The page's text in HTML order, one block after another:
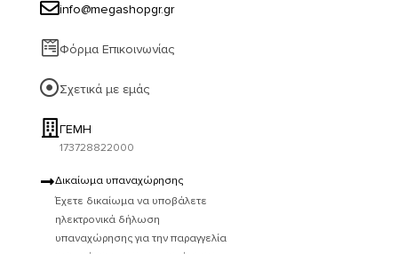
info@megashopgr.gr
Φόρμα Επικοινωνίας
Σχετικά με εμάς
ΓΕΜΗ
173728822000
Δικαίωμα υπαναχώρησης
Έχετε δικαίωμα να υποβάλετε
ηλεκτρονικά δήλωση
υπαναχώρησης για την παραγγελία